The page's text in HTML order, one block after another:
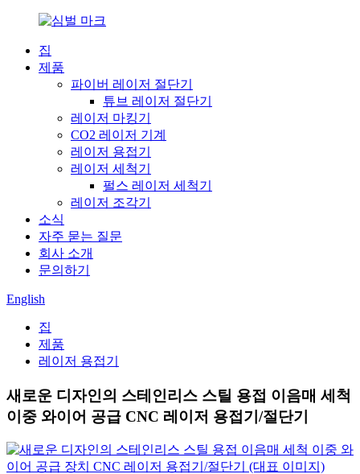
집
제품
파이버 레이저 절단기
튜브 레이저 절단기
레이저 마킹기
CO2 레이저 기계
레이저 용접기
레이저 세척기
펄스 레이저 세척기
레이저 조각기
소식
자주 묻는 질문
회사 소개
문의하기
English
집
제품
레이저 용접기
새로운 디자인의 스테인리스 스틸 용접 이음매 세척
이중 와이어 공급 CNC 레이저 용접기/절단기